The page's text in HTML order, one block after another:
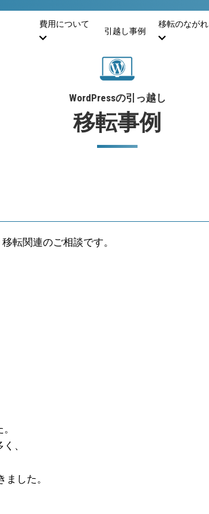
費用について
引越し事例
移転のながれ
WordPressの引っ越し
移転事例
転関連のご相談です。
、
した。